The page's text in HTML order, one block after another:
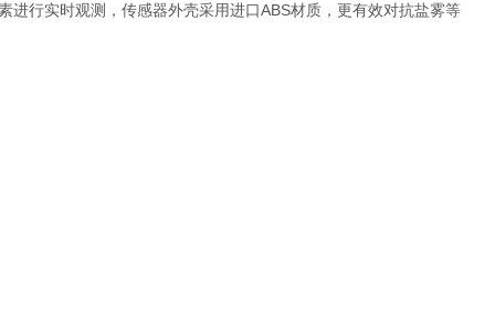
行实时观测，传感器外壳采用进口ABS材质，更有效对抗盐雾等